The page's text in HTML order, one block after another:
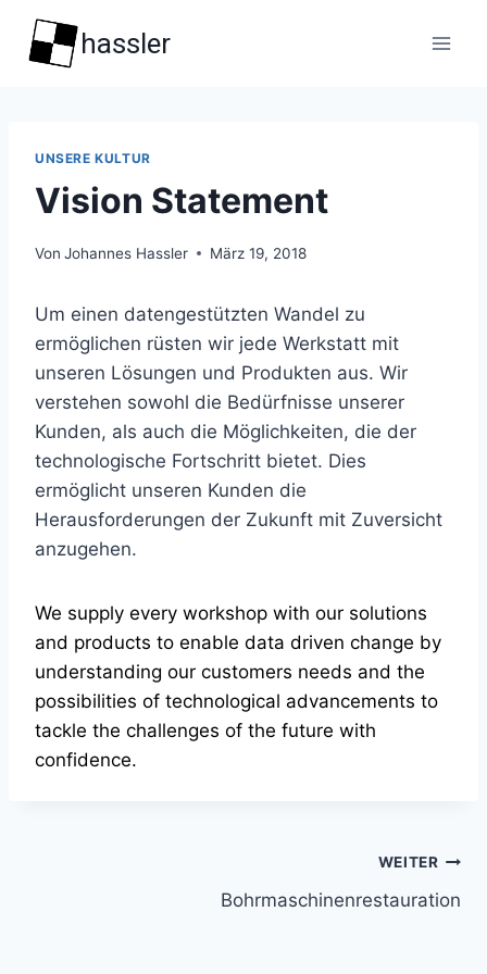
Zum
Inhalt
springen
hassler
UNSERE KULTUR
Vision Statement
Von Johannes Hassler März 19, 2018
Um einen datengestützten Wandel zu
ermöglichen rüsten wir jede Werkstatt mit
unseren Lösungen und Produkten aus. Wir
verstehen sowohl die Bedürfnisse unserer
Kunden, als auch die Möglichkeiten, die der
technologische Fortschritt bietet. Dies
ermöglicht unseren Kunden die
Herausforderungen der Zukunft mit Zuversicht
anzugehen.
We supply every workshop with our solutions
and products to enable data driven change by
understanding our customers needs and the
possibilities of technological advancements to
tackle the challenges of the future with
confidence.
WEITER
Bohrmaschinenrestauration